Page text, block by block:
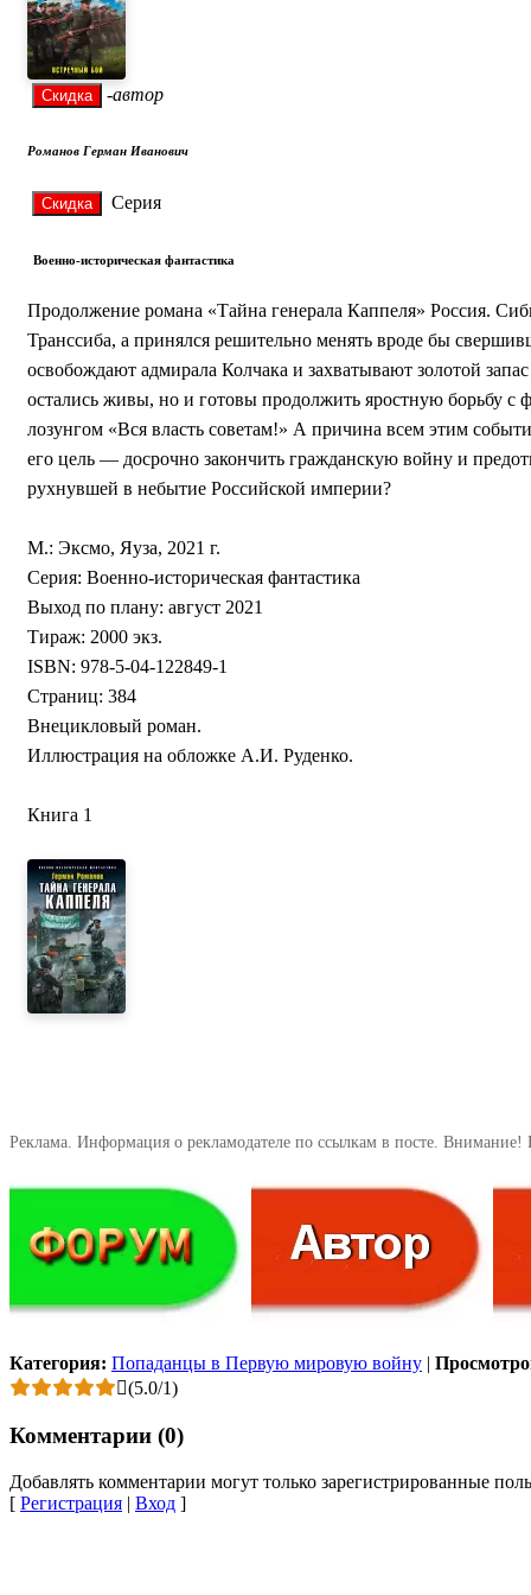
-автор
Романов Герман Иванович
Серия
Военно-историческая фантастика
Продолжение романа «Тайна генерала Каппеля» Россия.
Транссиба, а принялся решительно менять вроде бы
освобождают адмирала Колчака и захватывают золотой
остались живы, но и готовы продолжить яростную борьбу
лозунгом «Вся власть советам!» А причина всем этим
его цель — досрочно закончить гражданскую войну и
рухнувшей в небытие Российской империи?
М.: Эксмо, Яуза, 2021 г.
Серия: Военно-историческая фантастика
Выход по плану: август 2021
Тираж: 2000 экз.
ISBN: 978-5-04-122849-1
Страниц: 384
Внецикловый роман.
Иллюстрация на обложке А.И. Руденко.
Книга 1
Реклама. Информация о рекламодателе по ссылкам в посте. Внимание!
Категория: Попаданцы в Первую мировую войну |
(5.0/1)
Комментарии (0)
Добавлять комментарии могут только зарегистрированные
[ Регистрация | Вход ]